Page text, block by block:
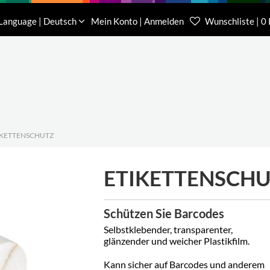
| Deutsch Mein Konto | Anmelden Wunschliste | 0
Kundenberater Projekte
(0) 62 32-31 81-00
Kundenberater
(0) 62 32-31 81-21
Schützen Sie Barcodes
Selbstklebender, transparenter,
glänzender und weicher Plastikfilm.
Kann sicher auf Barcodes und anderem